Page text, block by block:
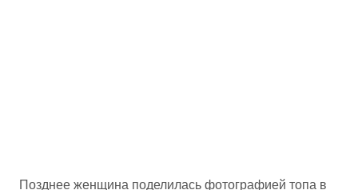
Позднее женщина поделилась фотографией топа в